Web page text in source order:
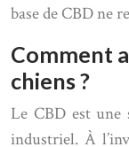
base de CBD ne
Comment
chiens ?
Le CBD est une
industriel. À